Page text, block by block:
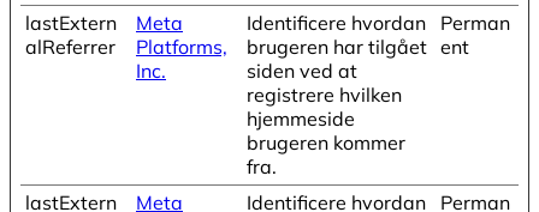
lastExtern
alReferrer
Meta
Platforms,
Inc.
Identificere hvordan
brugeren har tilgået
siden ved at
registrere hvilken
hjemmeside
brugeren kommer
fra.
Perman
ent
lastExtern
Meta
Identificere hvordan
Perman